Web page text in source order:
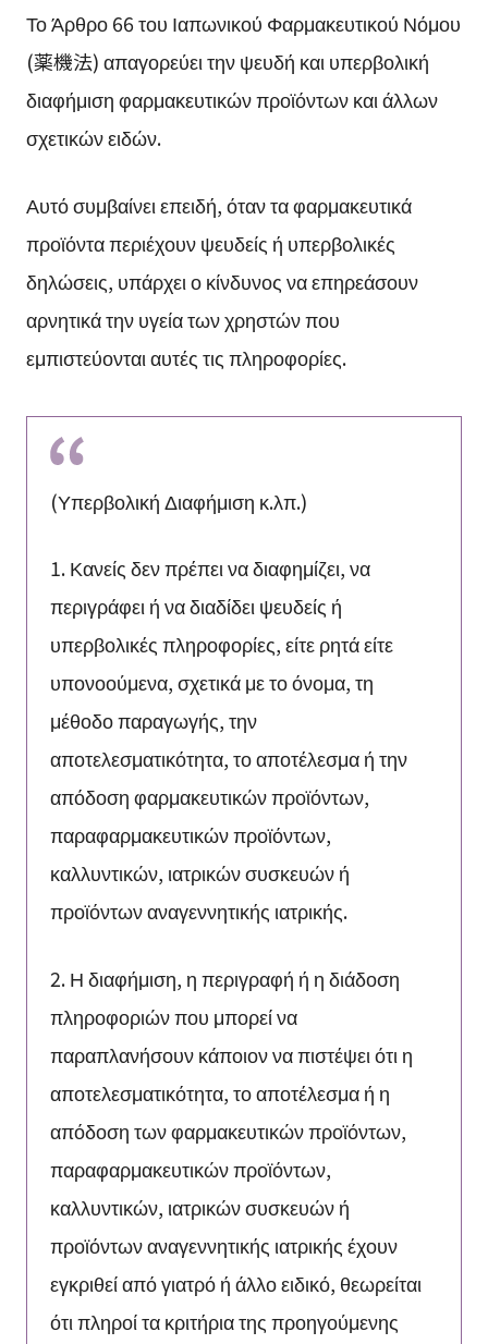
Το Άρθρο 66 του Ιαπωνικού Φαρμακευτικού Νόμου
(薬機法) απαγορεύει την ψευδή και υπερβολική
διαφήμιση φαρμακευτικών προϊόντων και άλλων
σχετικών ειδών.
Αυτό συμβαίνει επειδή, όταν τα φαρμακευτικά
προϊόντα περιέχουν ψευδείς ή υπερβολικές
δηλώσεις, υπάρχει ο κίνδυνος να επηρεάσουν
αρνητικά την υγεία των χρηστών που
εμπιστεύονται αυτές τις πληροφορίες.
(Υπερβολική Διαφήμιση κ.λπ.)
1. Κανείς δεν πρέπει να διαφημίζει, να
περιγράφει ή να διαδίδει ψευδείς ή
υπερβολικές πληροφορίες, είτε ρητά είτε
υπονοούμενα, σχετικά με το όνομα, τη
μέθοδο παραγωγής, την
αποτελεσματικότητα, το αποτέλεσμα ή την
απόδοση φαρμακευτικών προϊόντων,
παραφαρμακευτικών προϊόντων,
καλλυντικών, ιατρικών συσκευών ή
προϊόντων αναγεννητικής ιατρικής.
2. Η διαφήμιση, η περιγραφή ή η διάδοση
πληροφοριών που μπορεί να
παραπλανήσουν κάποιον να πιστέψει ότι η
αποτελεσματικότητα, το αποτέλεσμα ή η
απόδοση των φαρμακευτικών προϊόντων,
παραφαρμακευτικών προϊόντων,
καλλυντικών, ιατρικών συσκευών ή
προϊόντων αναγεννητικής ιατρικής έχουν
εγκριθεί από γιατρό ή άλλο ειδικό, θεωρείται
ότι πληροί τα κριτήρια της προηγούμενης